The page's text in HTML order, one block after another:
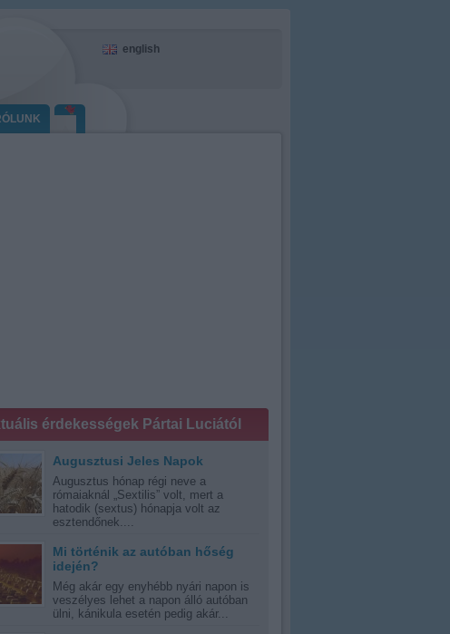
english
érdekességek Pártai Luciától
Augusztusi Jeles Napok
Augusztus hónap régi neve a
rómaiaknál „Sextilis” volt, mert a
hatodik (sextus) hónapja volt az
esztendőnek....
Mi történik az autóban hőség
idején?
Még akár egy enyhébb nyári napon is
veszélyes lehet a napon álló autóban
ülni, kánikula esetén pedig akár...